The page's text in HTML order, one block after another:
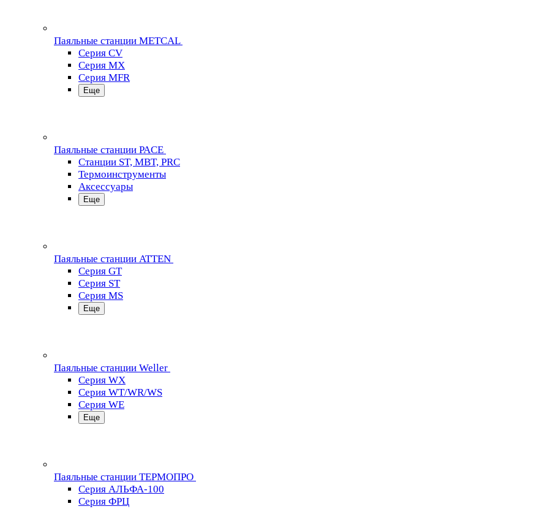
Паяльные станции METCAL
Серия CV
Серия MX
Серия MFR
Еще
Паяльные станции PACE
Станции ST, MBT, PRC
Термоинструменты
Аксессуары
Еще
Паяльные станции ATTEN
Серия GT
Серия ST
Серия MS
Еще
Паяльные станции Weller
Серия WX
Серия WT/WR/WS
Серия WE
Еще
Паяльные станции ТЕРМОПРО
Серия АЛЬФА-100
Серия ФРЦ